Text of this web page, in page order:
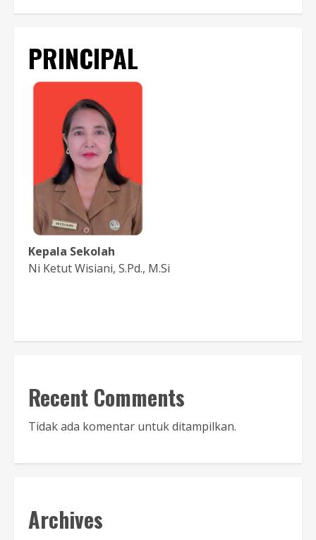
PRINCIPAL
Kepala Sekolah
Ni Ketut Wisiani, S.Pd., M.Si
Recent Comments
Tidak ada komentar untuk ditampilkan.
Archives